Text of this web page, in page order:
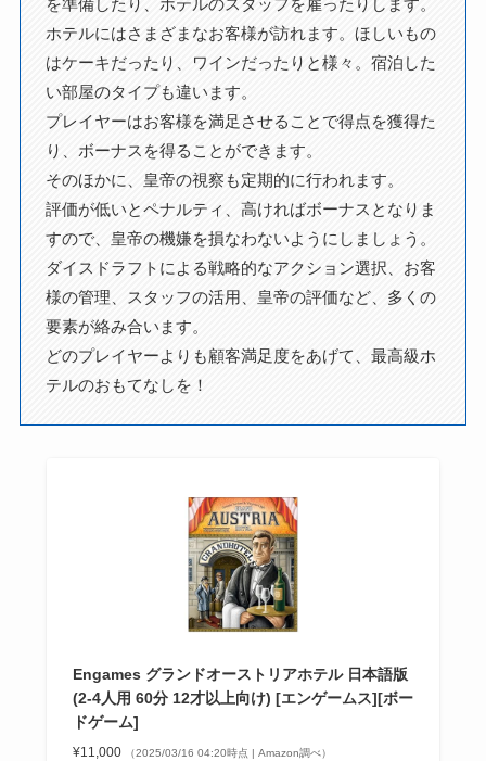
ホテルにはさまざまなお客様が訪れます。ほしいもの
はケーキだったり、ワインだったりと様々。宿泊した
い部屋のタイプも違います。
プレイヤーはお客様を満足させることで得点を獲得た
り、ボーナスを得ることができます。
そのほかに、皇帝の視察も定期的に行われます。
評価が低いとペナルティ、高ければボーナスとなりま
すので、皇帝の機嫌を損なわないようにしましょう。
ダイスドラフトによる戦略的なアクション選択、お客
様の管理、スタッフの活用、皇帝の評価など、多くの
要素が絡み合います。
どのプレイヤーよりも顧客満足度をあげて、最高級ホ
テルのおもてなしを！
Engames グランドオーストリアホテル 日本語版
(2-4人用 60分 12才以上向け) [エンゲームス][ボー
ドゲーム]
¥11,000 （2025/03/16 04:20時点 | Amazon調べ）